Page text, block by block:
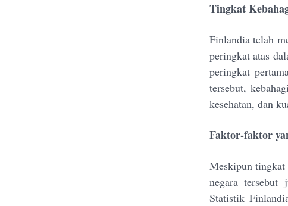
Tingkat
Finlandia telah
peringkat atas
peringkat
tersebut,
kesehatan, dan
Faktor-faktor
Meskipun
negara
Statistik